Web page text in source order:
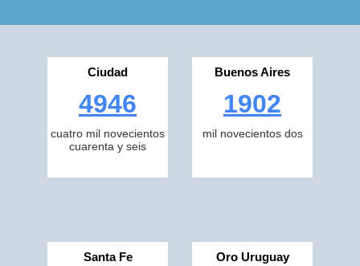
Ciudad
4946
cuatro mil novecientos
cuarenta y seis
Buenos Aires
1902
mil novecientos dos
Santa Fe Oro Uruguay